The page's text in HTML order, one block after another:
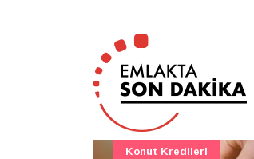
Konut Projeleri